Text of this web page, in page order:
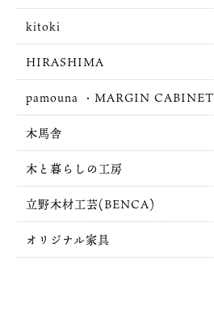
kitoki
HIRASHIMA
pamouna ・MARGIN CABINET
木馬舎
木と暮らしの工房
立野木材工芸(BENCA)
オリジナル家具